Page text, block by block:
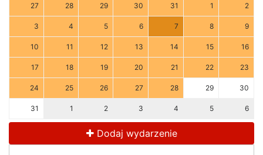
27 28 29 30 31 1 2
3 4 5 6 7 8 9
10 11 12 13 14 15 16
17 18 19 20 21 22 23
24 25 26 27 28 29 30
31 1 2 3 4 5 6
Dodaj wydarzenie